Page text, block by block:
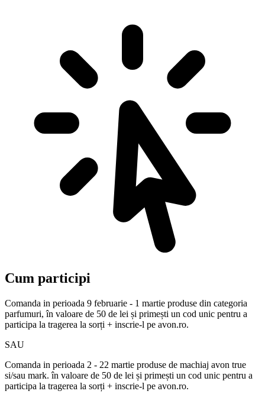
Cum participi
Comanda in perioada 9 februarie - 1 martie produse din categoria
parfumuri, în valoare de 50 de lei și primești un cod unic pentru a
participa la tragerea la sorți + inscrie-l pe avon.ro.
SAU
Comanda in perioada 2 - 22 martie produse de machiaj avon true
si/sau mark. în valoare de 50 de lei și primești un cod unic pentru a
participa la tragerea la sorți + inscrie-l pe avon.ro.